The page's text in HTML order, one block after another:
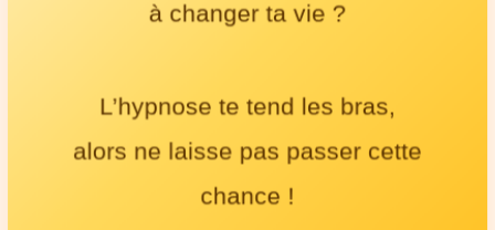
à changer ta vie ?
L’hypnose te tend les bras,
alors ne laisse pas passer cette
chance !